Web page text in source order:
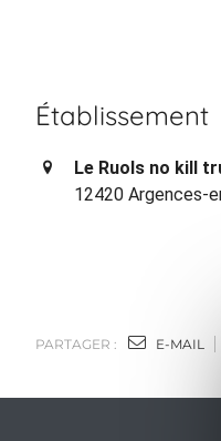
Établissement
Le Ruols no kill
12420 Argences-
PARTAGER : E-MAIL